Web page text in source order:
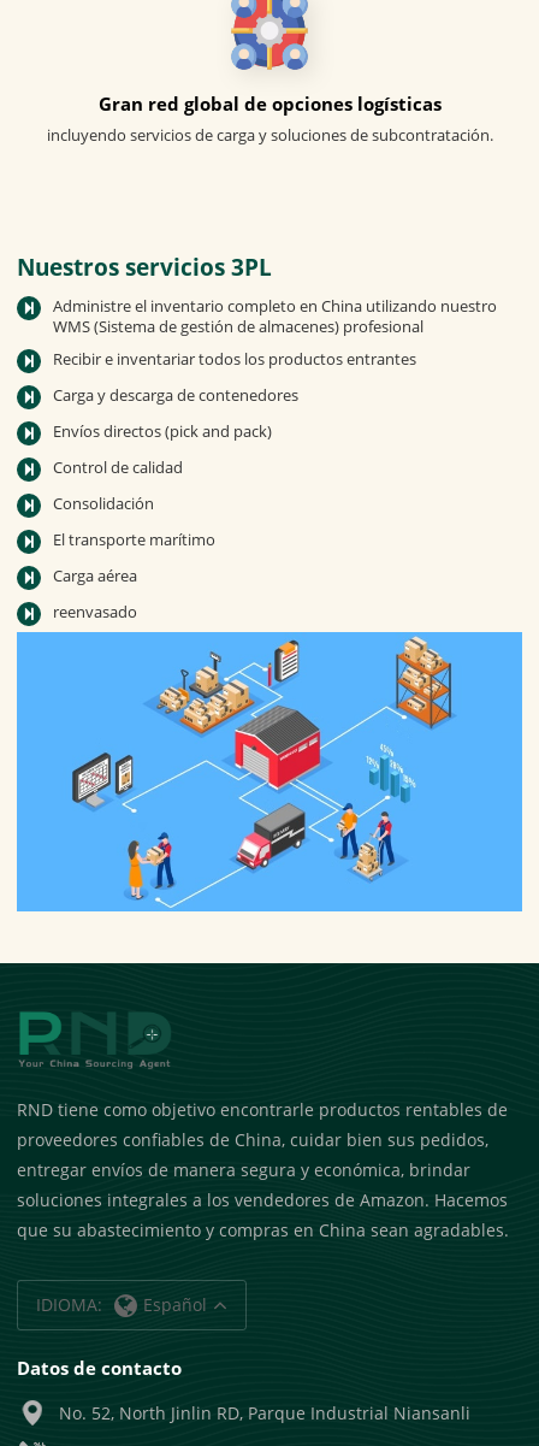
Gran red global de opciones logísticas
incluyendo servicios de carga y soluciones de subcontratación.
Nuestros servicios 3PL
Administre el inventario completo en China utilizando nuestro
WMS (Sistema de gestión de almacenes) profesional
Recibir e inventariar todos los productos entrantes
Carga y descarga de contenedores
Envíos directos (pick and pack)
Control de calidad
Consolidación
El transporte marítimo
Carga aérea
reenvasado
RND tiene como objetivo encontrarle productos rentables de
proveedores confiables de China, cuidar bien sus pedidos,
entregar envíos de manera segura y económica, brindar
soluciones integrales a los vendedores de Amazon. Hacemos
que su abastecimiento y compras en China sean agradables.
IDIOMA: Español
Datos de contacto
No. 52, North Jinlin RD, Parque Industrial Niansanli